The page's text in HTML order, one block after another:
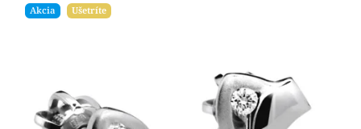
Akcia Ušetríte